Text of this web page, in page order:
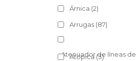
Árnica (2)
Arrugas (87)
Atenuador de líneas de
Atopica (3)